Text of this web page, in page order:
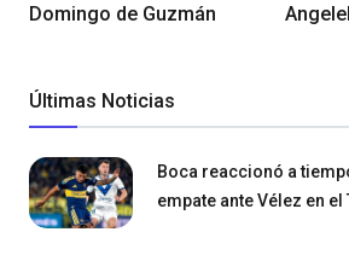
Domingo de Guzmán
Últimas Noticias
Boca reaccionó a
empate ante Vélez en